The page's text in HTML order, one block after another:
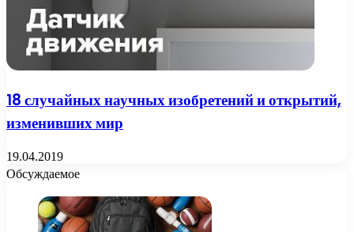
18 случайных научных изобретений и открытий,
изменивших мир
19.04.2019
Обсуждаемое